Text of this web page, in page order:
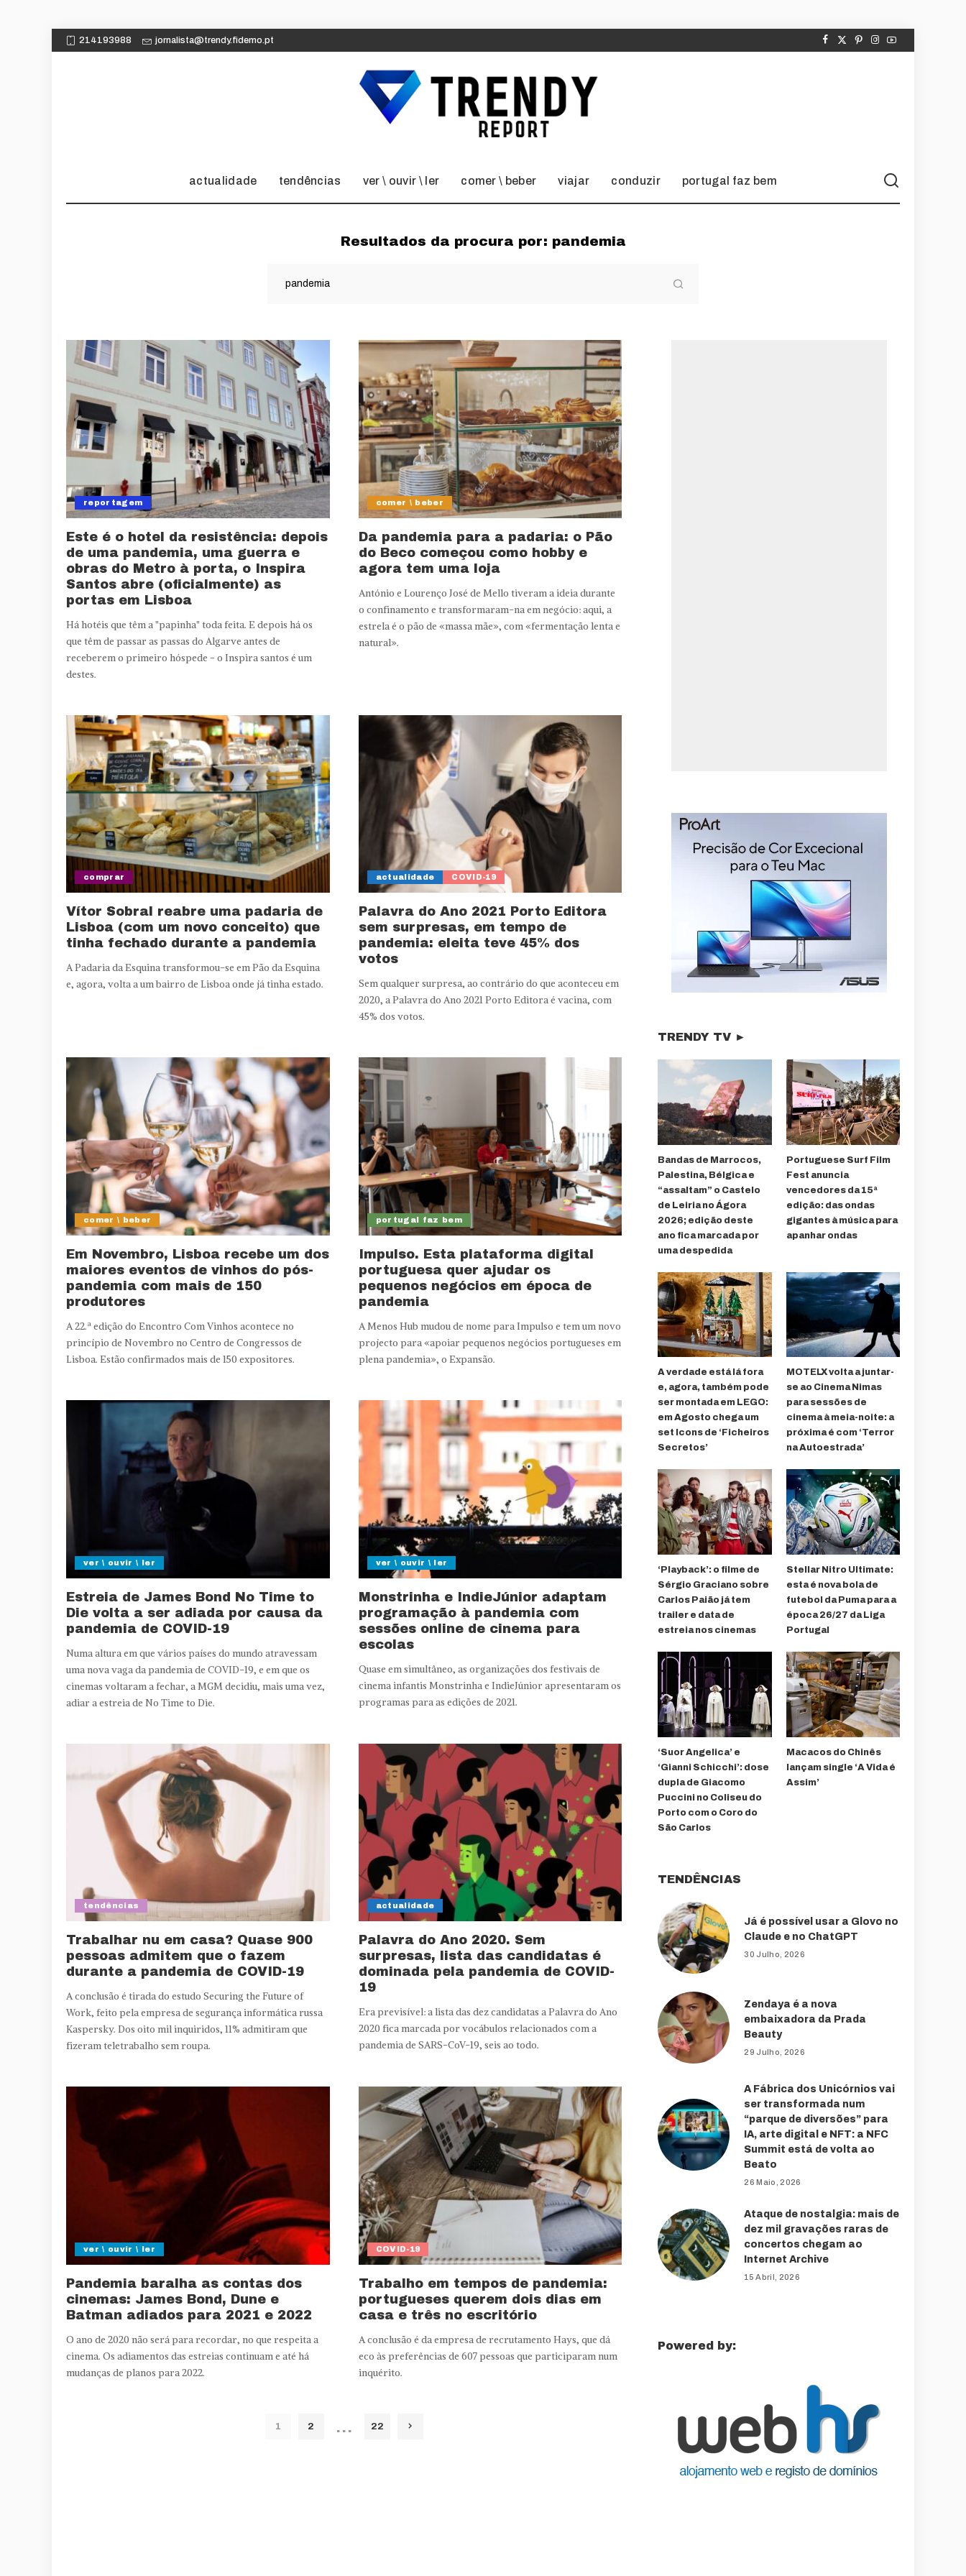
214193988 jornalista@trendy.fidemo.pt
actualidade tendências ver \ ouvir \ ler comer \ beber viajar conduzir portugal faz bem
Resultados da procura por: pandemia
reportagem
Este é o hotel da resistência: depois
de uma pandemia, uma guerra e
obras do Metro à porta, o Inspira
Santos abre (oficialmente) as
portas em Lisboa
Há hotéis que têm a "papinha" toda feita. E depois há os
que têm de passar as passas do Algarve antes de
receberem o primeiro hóspede - o Inspira santos é um
destes.
comer \ beber
Da pandemia para a padaria: o Pão
do Beco começou como hobby e
agora tem uma loja
António e Lourenço José de Mello tiveram a ideia durante
o confinamento e transformaram-na em negócio: aqui, a
estrela é o pão de «massa mãe», com «fermentação lenta e
natural».
comprar
Vítor Sobral reabre uma padaria de
Lisboa (com um novo conceito) que
tinha fechado durante a pandemia
A Padaria da Esquina transformou-se em Pão da Esquina
e, agora, volta a um bairro de Lisboa onde já tinha estado.
actualidade COVID-19
Palavra do Ano 2021 Porto Editora
sem surpresas, em tempo de
pandemia: eleita teve 45% dos
votos
Sem qualquer surpresa, ao contrário do que aconteceu em
2020, a Palavra do Ano 2021 Porto Editora é vacina, com
45% dos votos.
comer \ beber
Em Novembro, Lisboa recebe um dos
maiores eventos de vinhos do pós-
pandemia com mais de 150
produtores
A 22.ª edição do Encontro Com Vinhos acontece no
princípio de Novembro no Centro de Congressos de
Lisboa. Estão confirmados mais de 150 expositores.
portugal faz bem
Impulso. Esta plataforma digital
portuguesa quer ajudar os
pequenos negócios em época de
pandemia
A Menos Hub mudou de nome para Impulso e tem um novo
projecto para «apoiar pequenos negócios portugueses em
plena pandemia», o Expansão.
ver \ ouvir \ ler
Estreia de James Bond No Time to
Die volta a ser adiada por causa da
pandemia de COVID-19
Numa altura em que vários países do mundo atravessam
uma nova vaga da pandemia de COVID-19, e em que os
cinemas voltaram a fechar, a MGM decidiu, mais uma vez,
adiar a estreia de No Time to Die.
ver \ ouvir \ ler
Monstrinha e IndieJúnior adaptam
programação à pandemia com
sessões online de cinema para
escolas
Quase em simultâneo, as organizações dos festivais de
cinema infantis Monstrinha e IndieJúnior apresentaram os
programas para as edições de 2021.
tendências
Trabalhar nu em casa? Quase 900
pessoas admitem que o fazem
durante a pandemia de COVID-19
A conclusão é tirada do estudo Securing the Future of
Work, feito pela empresa de segurança informática russa
Kaspersky. Dos oito mil inquiridos, 11% admitiram que
fizeram teletrabalho sem roupa.
actualidade
Palavra do Ano 2020. Sem
surpresas, lista das candidatas é
dominada pela pandemia de COVID-
19
Era previsível: a lista das dez candidatas a Palavra do Ano
2020 fica marcada por vocábulos relacionados com a
pandemia de SARS-CoV-19, seis ao todo.
ver \ ouvir \ ler
Pandemia baralha as contas dos
cinemas: James Bond, Dune e
Batman adiados para 2021 e 2022
O ano de 2020 não será para recordar, no que respeita a
cinema. Os adiamentos das estreias continuam e até há
mudanças de planos para 2022.
COVID-19
Trabalho em tempos de pandemia:
portugueses querem dois dias em
casa e três no escritório
A conclusão é da empresa de recrutamento Hays, que dá
eco às preferências de 607 pessoas que participaram num
inquérito.
1 2 … 22
TRENDY TV ►
Bandas de Marrocos,
Palestina, Bélgica e
“assaltam” o Castelo
de Leiria no Ágora
2026; edição deste
ano fica marcada por
uma despedida
Portuguese Surf Film
Fest anuncia
vencedores da 15ª
edição: das ondas
gigantes à música para
apanhar ondas
A verdade está lá fora
e, agora, também pode
ser montada em LEGO:
em Agosto chega um
set Icons de ‘Ficheiros
Secretos’
MOTELX volta a juntar-
se ao Cinema Nimas
para sessões de
cinema à meia-noite: a
próxima é com ‘Terror
na Autoestrada’
‘Playback’: o filme de
Sérgio Graciano sobre
Carlos Paião já tem
trailer e data de
estreia nos cinemas
Stellar Nitro Ultimate:
esta é nova bola de
futebol da Puma para a
época 26/27 da Liga
Portugal
‘Suor Angelica’ e
‘Gianni Schicchi’: dose
dupla de Giacomo
Puccini no Coliseu do
Porto com o Coro do
São Carlos
Macacos do Chinês
lançam single ‘A Vida é
Assim’
TENDÊNCIAS
Já é possível usar a Glovo no
Claude e no ChatGPT
30 Julho, 2026
Zendaya é a nova
embaixadora da Prada
Beauty
29 Julho, 2026
A Fábrica dos Unicórnios vai
ser transformada num
“parque de diversões” para
IA, arte digital e NFT: a NFC
Summit está de volta ao
Beato
26 Maio, 2026
Ataque de nostalgia: mais de
dez mil gravações raras de
concertos chegam ao
Internet Archive
15 Abril, 2026
Powered by: